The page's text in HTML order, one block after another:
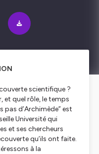
scientifique ?
et quel rôle, le temps
pas d’Archimède” est
Université qui
et ses chercheurs
qu’ils ont faite.
à la